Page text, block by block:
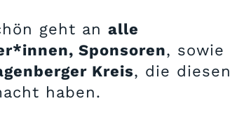
geht an alle
Sponsoren, sowie
Kreis, die diesen
haben.